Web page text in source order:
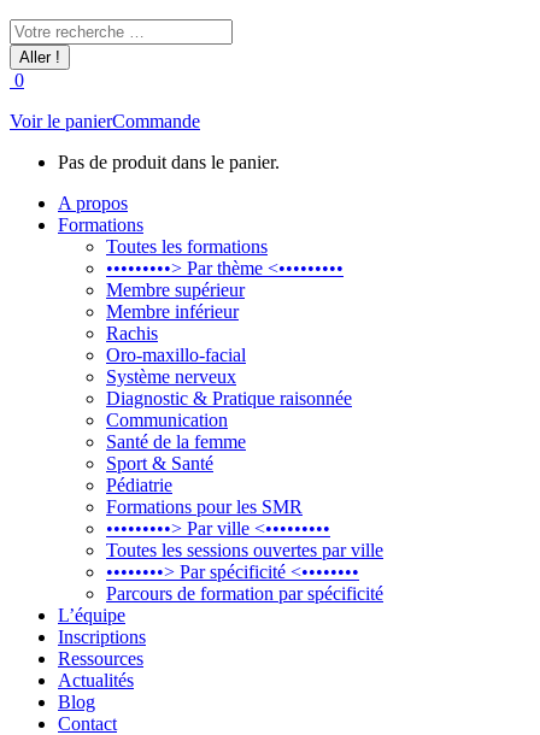
Recherche
:
0
Voir le panierCommande
Pas de produit dans le panier.
A propos
Formations
Toutes les formations
•••••••••> Par thème <•••••••••
Membre supérieur
Membre inférieur
Rachis
Oro-maxillo-facial
Système nerveux
Diagnostic & Pratique raisonnée
Communication
Santé de la femme
Sport & Santé
Pédiatrie
Formations pour les SMR
•••••••••> Par ville <•••••••••
Toutes les sessions ouvertes par ville
••••••••> Par spécificité <••••••••
Parcours de formation par spécificité
L’équipe
Inscriptions
Ressources
Actualités
Blog
Contact